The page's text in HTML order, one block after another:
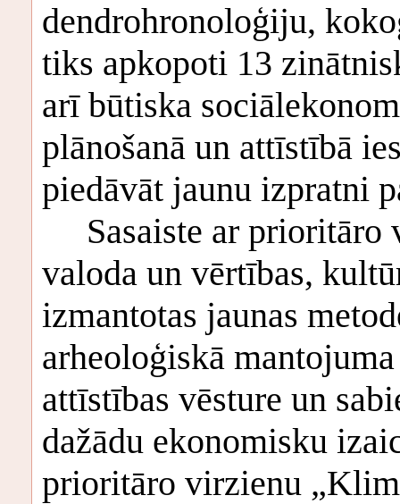
dendrohronoloģiju,
tiks apkopoti 13
arī būtiska
plānošanā un attīstībā
piedāvāt jaunu izpratni
Sasaiste ar prioritāro
valoda un vērtības,
izmantotas jaunas
arheoloģiskā
attīstības vēsture un
dažādu ekonomisku
prioritāro virzienu